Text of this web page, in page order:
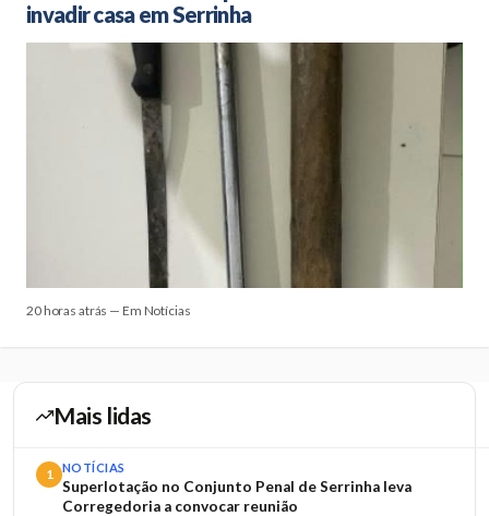
invadir casa em Serrinha
20 horas atrás — Em Notícias
Mais lidas
1 NOTÍCIAS
Superlotação no Conjunto Penal de Serrinha leva
Corregedoria a convocar reunião